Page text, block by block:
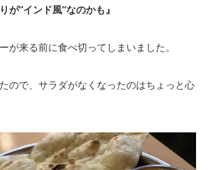
が”インド風”なのかも』
が来る前に食べ切ってしまいました。
ので、サラダがなくなったのはちょっと心